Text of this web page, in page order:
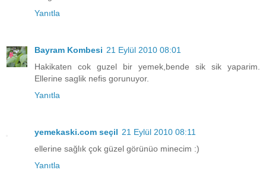
Yanıtla
Bayram Kombesi 21 Eylül 2010 08:01
Hakikaten cok guzel bir yemek,bende sik sik yaparim.
Ellerine saglik nefis gorunuyor.
Yanıtla
yemekaski.com seçil 21 Eylül 2010 08:11
ellerine sağlık çok güzel görünüo minecim :)
Yanıtla